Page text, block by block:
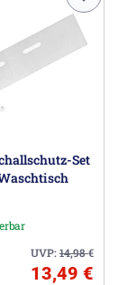
Set
UVP:14,98€
13,49 €